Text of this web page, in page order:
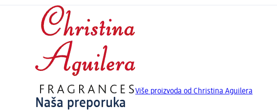
Više proizvoda od Christina Aguilera
Naša preporuka